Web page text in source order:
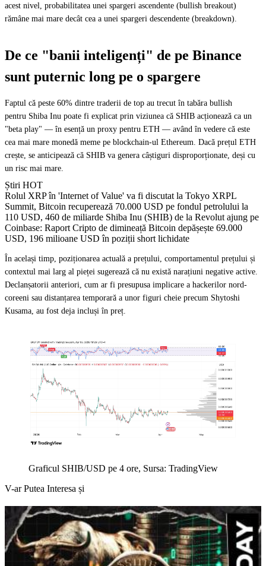
acest nivel, probabilitatea unei spargeri ascendente (bullish breakout)
rămâne mai mare decât cea a unei spargeri descendente (breakdown).
De ce "banii inteligenți" de pe Binance
sunt puternic long pe o spargere
Faptul că peste 60% dintre traderii de top au trecut în tabăra bullish
pentru Shiba Inu poate fi explicat prin viziunea că SHIB acționează ca un
"beta play" — în esență un proxy pentru ETH — având în vedere că este
cea mai mare monedă meme pe blockchain-ul Ethereum. Dacă prețul ETH
crește, se anticipează că SHIB va genera câștiguri disproporționate, deși cu
un risc mai mare.
Știri HOT
Rolul XRP în 'Internet of Value' va fi discutat la Tokyo XRPL
Summit, Bitcoin recuperează 70.000 USD pe fondul petrolului la
110 USD, 460 de miliarde Shiba Inu (SHIB) de la Revolut ajung pe
Coinbase: Raport Cripto de dimineață Bitcoin depășește 69.000
USD, 196 milioane USD în poziții short lichidate
În același timp, poziționarea actuală a prețului, comportamentul prețului și
contextul mai larg al pieței sugerează că nu există narațiuni negative active.
Declanșatorii anteriori, cum ar fi presupusa implicare a hackerilor nord-
coreeni sau distanțarea temporară a unor figuri cheie precum Shytoshi
Kusama, au fost deja incluși în preț.
Graficul SHIB/USD pe 4 ore, Sursa: TradingView
V-ar Putea Interesa și